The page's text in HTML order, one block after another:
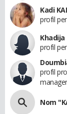
Kadi
profil
Khadija
profil
profil
manager
Nom